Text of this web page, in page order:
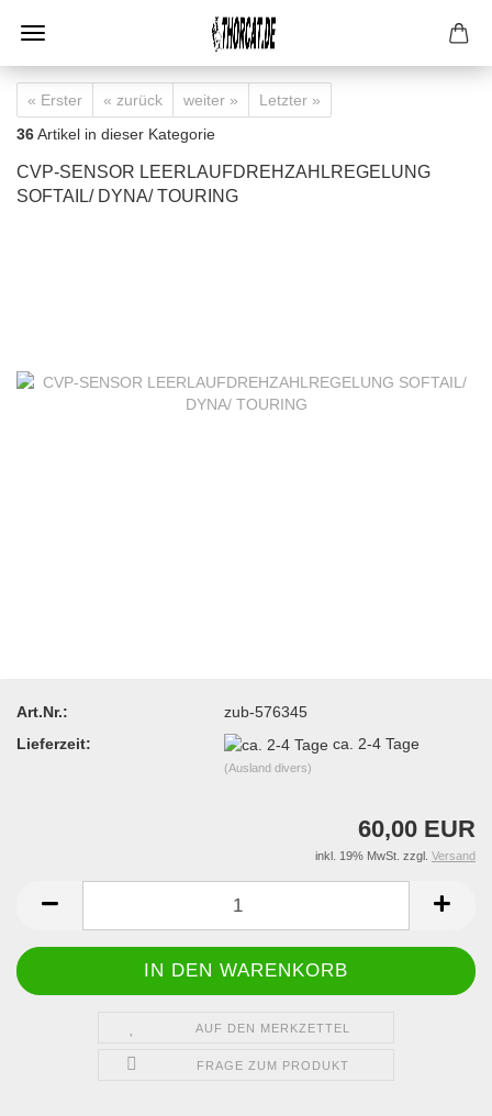
« Erster « zurück weiter »
Letzter »
36Artikel in dieser Kategorie
CVP-SENSOR LEERLAUFDREHZAHLREGELUNG
SOFTAIL/ DYNA/ TOURING
Art.Nr.:
zub-576345
Lieferzeit:
ca. 2-4 Tage
(Ausland divers)
60,00 EUR
inkl. 19% MwSt. zzgl. Versand
AUF DEN MERKZETTEL
FRAGE ZUM PRODUKT